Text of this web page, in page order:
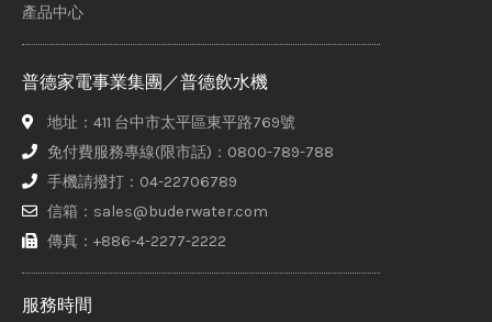
產品中心
普德家電事業集團／普德飲水機
地址：411 台中市太平區東平路769號
免付費服務專線(限市話)：0800-789-788
手機請撥打：04-22706789
信箱：sales@buderwater.com
傳真：+886-4-2277-2222
服務時間